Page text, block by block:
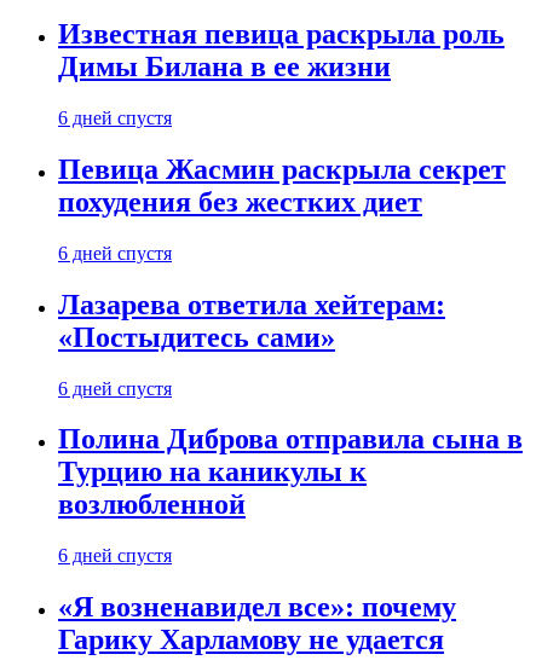
Известная певица раскрыла роль
Димы Билана в ее жизни
6 дней спустя
Певица Жасмин раскрыла секрет
похудения без жестких диет
6 дней спустя
Лазарева ответила хейтерам:
«Постыдитесь сами»
6 дней спустя
Полина Диброва отправила сына в
Турцию на каникулы к
возлюбленной
6 дней спустя
«Я возненавидел все»: почему
Гарику Харламову не удается